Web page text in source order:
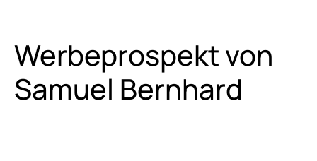
Werbeprospekt von
Samuel Bernhard